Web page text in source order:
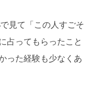
見て「この人すごそ
占ってもらったこと
った経験も少なくあ